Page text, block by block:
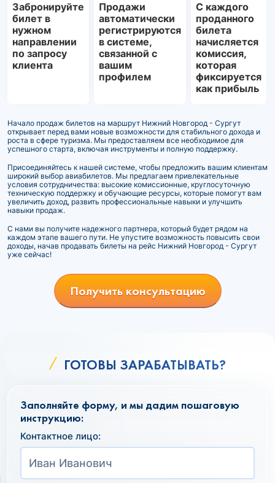
Забронируйте
билет в
нужном
направлении
по запросу
клиента
Продажи
автоматически
регистрируются
в системе,
связанной с
вашим
профилем
С каждого
проданного
билета
начисляется
комиссия,
которая
фиксируется
как прибыль
Начало продаж билетов на маршрут Нижний Новгород - Сургут
открывает перед вами новые возможности для стабильного дохода и
роста в сфере туризма. Мы предоставляем все необходимое для
успешного старта, включая инструменты и полную поддержку.
Присоединяйтесь к нашей системе, чтобы предложить вашим клиентам
широкий выбор авиабилетов. Мы предлагаем привлекательные
условия сотрудничества: высокие комиссионные, круглосуточную
техническую поддержку и обучающие ресурсы, которые помогут вам
увеличить доход, развить профессиональные навыки и улучшить
навыки продаж.
С нами вы получите надежного партнера, который будет рядом на
каждом этапе вашего пути. Не упустите возможность повысить свои
доходы, начав продавать билеты на рейс Нижний Новгород - Сургут
уже сейчас!
Получить консультацию
ГОТОВЫ ЗАРАБАТЫВАТЬ?
Заполняйте форму, и мы дадим пошаговую
инструкцию:
Контактное лицо: